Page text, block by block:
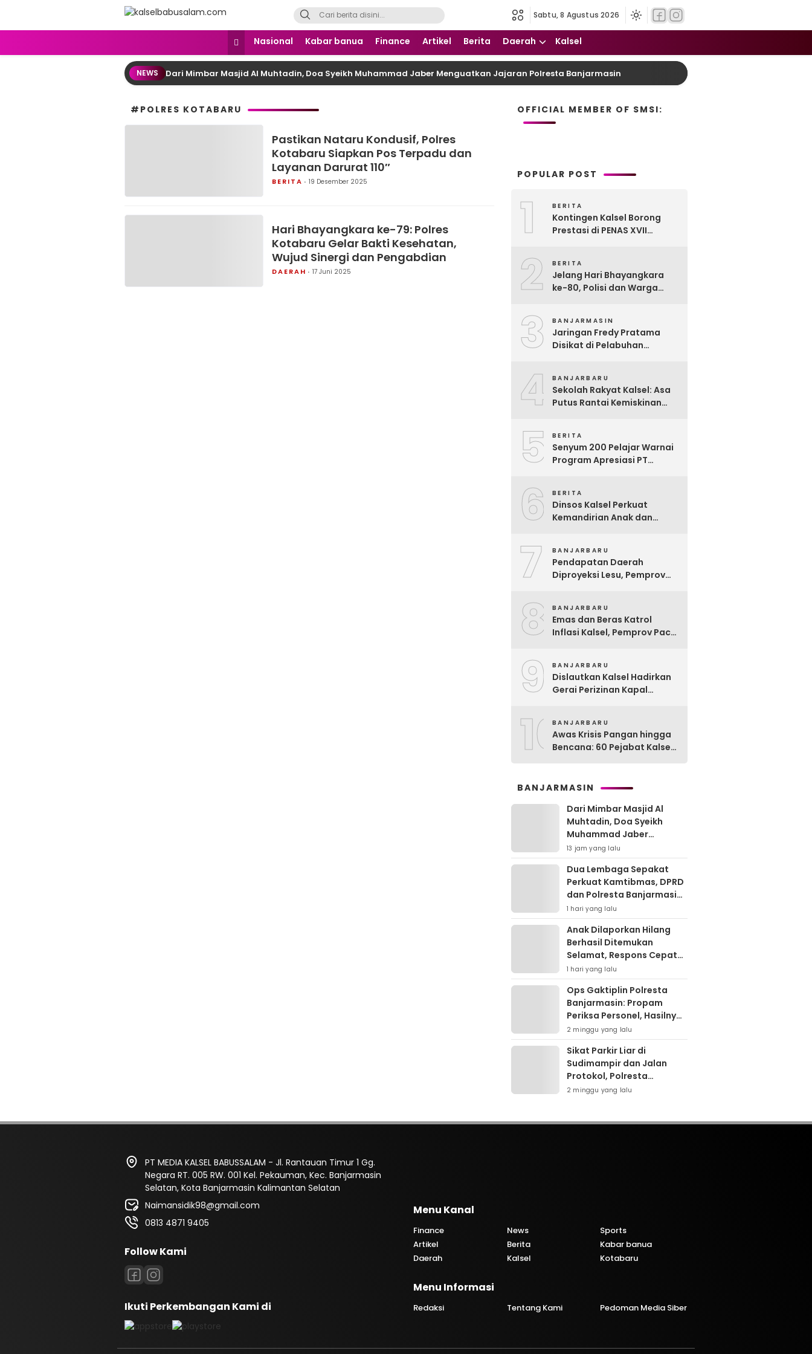
Menyuarakan Kalsel, Menginspirasi Nusantara
Sabtu, 8 Agustus 2026
Nasional Kabar banua Finance Artikel Berita Daerah Kalsel
NEWS Dari Mimbar Masjid Al Muhtadin, Doa Syeikh Muhammad Jaber Menguatkan Jajaran Polresta Banjarmasin Sabu 13 Gram
#POLRES KOTABARU
Pastikan Nataru Kondusif, Polres
Kotabaru Siapkan Pos Terpadu dan
Layanan Darurat 110″
BERITA 19 Desember 2025
Hari Bhayangkara ke-79: Polres
Kotabaru Gelar Bakti Kesehatan,
Wujud Sinergi dan Pengabdian
DAERAH 17 Juni 2025
OFFICIAL MEMBER OF SMSI:
POPULAR POST
1 BERITA
Kontingen Kalsel Borong
Prestasi di PENAS XVII
Juara Nasional
2 BERITA
Jelang Hari Bhayangkara
ke-80, Polisi dan Warga
Penghubung Desa
3 BANJARMASIN
Jaringan Fredy Pratama
Disikat di Pelabuhan
4 BANJARBARU
Sekolah Rakyat Kalsel: Asa
Putus Rantai Kemiskinan
5 BERITA
Senyum 200 Pelajar Warnai
Program Apresiasi PT
6 BERITA
Dinsos Kalsel Perkuat
Kemandirian Anak dan
Mulia Satria
7 BANJARBARU
Pendapatan Daerah
Diproyeksi Lesu, Pemprov
8 BANJARBARU
Emas dan Beras Katrol
Inflasi Kalsel, Pemprov Pacu
9 BANJARBARU
Dislautkan Kalsel Hadirkan
Gerai Perizinan Kapal
Kotabaru
10BANJARBARU
Awas Krisis Pangan hingga
Bencana: 60 Pejabat Kalsel-
Radikal!
BANJARMASIN
Dari Mimbar Masjid Al
Muhtadin, Doa Syeikh
Muhammad Jaber
Menguatkan Jajaran
Polresta Banjarmasin
13 jam yang lalu
Dua Lembaga Sepakat
Perkuat Kamtibmas, DPRD
dan Polresta Banjarmasin
Pertajam Sinergi “Kayuh
Baimbai”
1 hari yang lalu
Anak Dilaporkan Hilang
Berhasil Ditemukan
Selamat, Respons Cepat
Polresta Banjarmasin Tuai
Apresiasi Orang Tua
1 hari yang lalu
Ops Gaktiplin Polresta
Banjarmasin: Propam
Periksa Personel, Hasilnya
Nihil Pelanggaran
2 minggu yang lalu
Sikat Parkir Liar di
Sudimampir dan Jalan
Protokol, Polresta
Banjarmasin Mobilisasi
2 minggu yang lalu
PT MEDIA KALSEL BABUSSALAM - Jl. Rantauan Timur 1 Gg.
Negara RT. 005 RW. 001 Kel. Pekauman, Kec. Banjarmasin
Selatan, Kota Banjarmasin Kalimantan Selatan
Naimansidik98@gmail.com
0813 4871 9405
Follow Kami
Ikuti Perkembangan Kami di
Menu Kanal
Finance News
Sports
Artikel
Berita
Kabar banua
Daerah
Kalsel Kotabaru
Menu Informasi
Redaksi Tentang Kami Pedoman Media Siber